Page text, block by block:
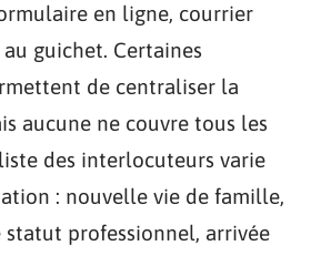
en ligne, courrier
guichet. Certaines
de centraliser la
aucune ne couvre tous les
des interlocuteurs varie
: nouvelle vie de famille,
statut professionnel, arrivée